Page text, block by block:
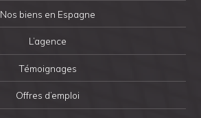
Nos biens en Espagne
L’agence
Témoignages
Offres d’emploi